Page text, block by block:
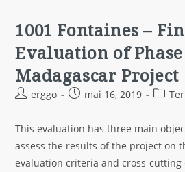
1001 Fontaines –
Evaluation of
Madagascar Project
erggo mai 16, 2019
This evaluation has three main
assess the results of the project on
evaluation criteria and cross-